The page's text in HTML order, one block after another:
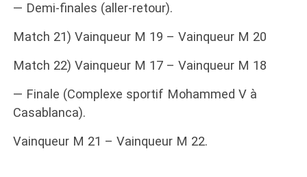
— Demi-finales (aller-retour).
Match 21) Vainqueur M 19 – Vainqueur M 20
Match 22) Vainqueur M 17 – Vainqueur M 18
— Finale (Complexe sportif Mohammed V à
Casablanca).
Vainqueur M 21 – Vainqueur M 22.